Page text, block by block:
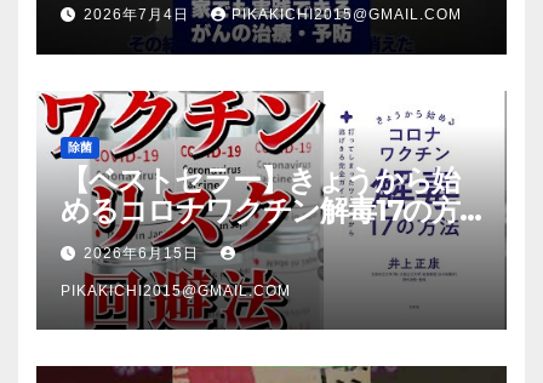
2026年7月4日 PIKAKICHI2015@GMAIL.COM
除菌
【ベストセラー】きょうから始
めるコロナワクチン解毒17の方
法【本要約】
2026年6月15日
PIKAKICHI2015@GMAIL.COM